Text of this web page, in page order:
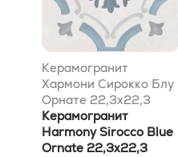
Керамогранит
Хармони Сирокко Блу
Орнате 22,3x22,3
Керамогранит
Harmony Sirocco Blue
Ornate 22,3x22,3